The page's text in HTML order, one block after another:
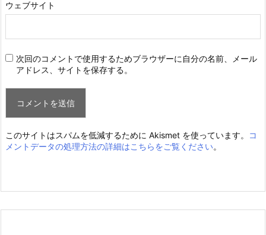
ウェブサイト
次回のコメントで使用するためブラウザーに自分の名前、メール
アドレス、サイトを保存する。
このサイトはスパムを低減するために Akismet を使っています。
コ
メントデータの処理方法の詳細はこちらをご覧ください。